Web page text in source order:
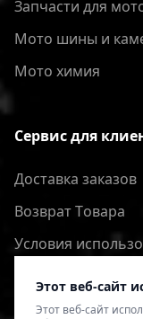
Этот веб-сайт
Этот веб-сайт
Запчасти для
Мото шины и
Мото химия
Сервис для
Доставка заказов
Bозврат Tовара
Условия
Политика